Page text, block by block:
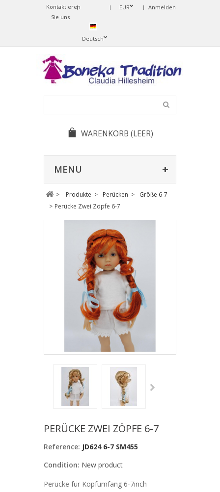
Anmelden
EUR
Deutsch
Kontaktieren
Sie uns
WARENKORB (LEER)
MENU
> Produkte > Perücken >
Größe 6-7
> Perücke Zwei Zöpfe 6-7
PERÜCKE ZWEI ZÖPFE 6-7
Reference: JD624 6-7 SM455
Condition: New product
Perücke für Kopfumfang 6-7inch